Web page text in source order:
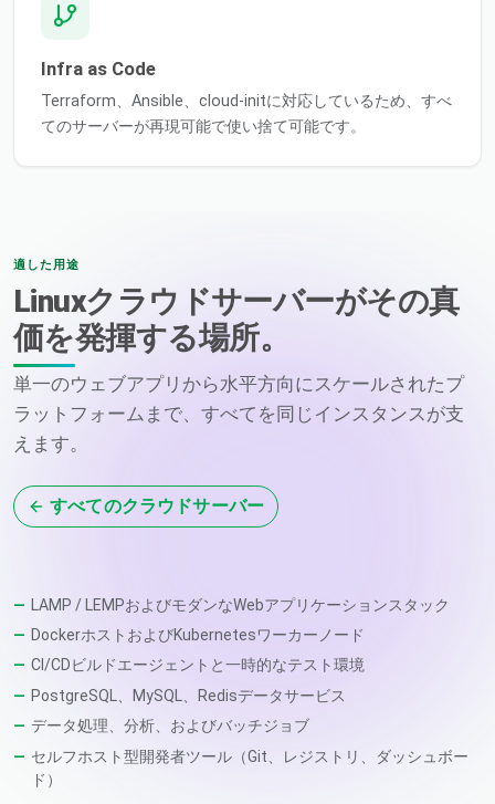
Infra as Code
Terraform、Ansible、cloud-initに対応しているため、すべ
てのサーバーが再現可能で使い捨て可能です。
適した用途
Linuxクラウドサーバーがその真
価を発揮する場所。
単一のウェブアプリから水平方向にスケールされたプ
ラットフォームまで、すべてを同じインスタンスが支
えます。
すべてのクラウドサーバー
LAMP / LEMPおよびモダンなWebアプリケーションスタック
DockerホストおよびKubernetesワーカーノード
CI/CDビルドエージェントと一時的なテスト環境
PostgreSQL、MySQL、Redisデータサービス
データ処理、分析、およびバッチジョブ
セルフホスト型開発者ツール（Git、レジストリ、ダッシュボー
ド）